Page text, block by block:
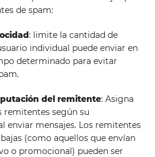
de spam:
: limite la cantidad de
individual puede enviar en
determinado para evitar
del remitente: Asigna
remitentes según su
enviar mensajes. Los remitentes
(como aquellos que envían
o promocional) pueden ser